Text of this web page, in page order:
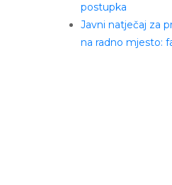
postupka
Javni natječaj za
na radno mjesto: